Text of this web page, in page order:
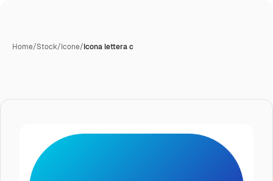
Home/Stock/Icone/Icona lettera c